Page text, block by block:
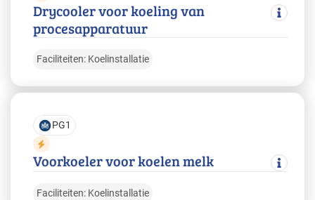
Drycooler voor koeling van
procesapparatuur
Faciliteiten: Koelinstallatie
Voorkoeler voor koelen melk
Faciliteiten: Koelinstallatie
PG1